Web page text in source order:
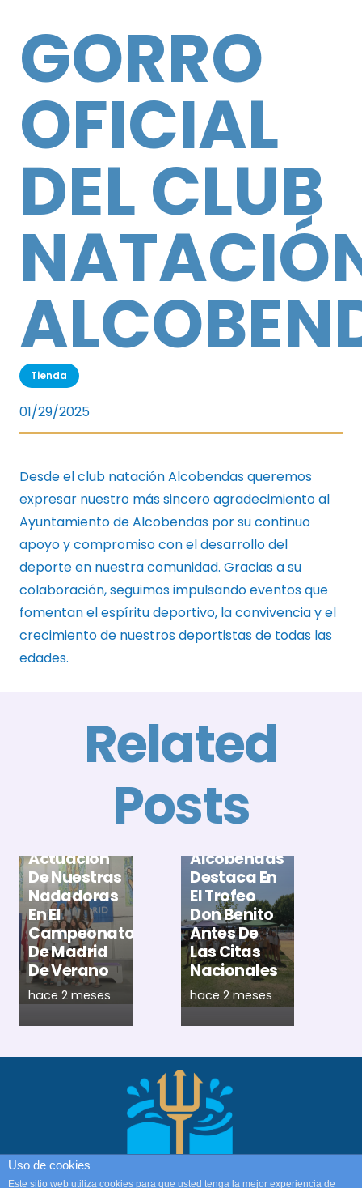
GORRO
OFICIAL
DEL CLUB
Tienda
01/29/2025
Desde el club natación Alcobendas queremos
expresar nuestro más sincero agradecimiento al
Ayuntamiento de Alcobendas por su continuo
apoyo y compromiso con el desarrollo del
deporte en nuestra comunidad. Gracias a su
colaboración, seguimos impulsando eventos que
fomentan el espíritu deportivo, la convivencia y el
crecimiento de nuestros deportistas de todas las
edades.
Related
Posts
Actuación
De Nuestras
Nadadoras
En El
Campeonato
De Madrid
De Verano
hace 2 meses
El Club
Alcobendas
Destaca En
El Trofeo
Don Benito
Antes De
Las Citas
Nacionales
hace 2 meses
Uso de cookies
Este sitio web utiliza cookies para que usted tenga la mejor experiencia de